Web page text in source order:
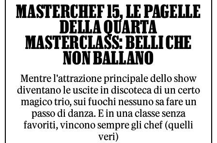
MASTERCHEF 15, LE PAGELLE
DELLA QUARTA
MASTERCLASS: BELLI CHE
NON BALLANO
Mentre l'attrazione principale dello show
diventano le uscite in discoteca di un certo
magico trio, sui fuochi nessuno sa fare un
passo di danza. E in una classe senza
favoriti, vincono sempre gli chef (quelli
veri)